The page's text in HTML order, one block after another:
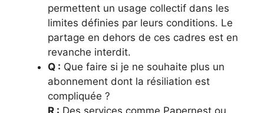
permettent un usage collectif dans les
limites définies par leurs conditions. Le
partage en dehors de ces cadres est en
revanche interdit.
Q : Que faire si je ne souhaite plus un
abonnement dont la résiliation est
compliquée ?
R : Des services comme Papernest ou